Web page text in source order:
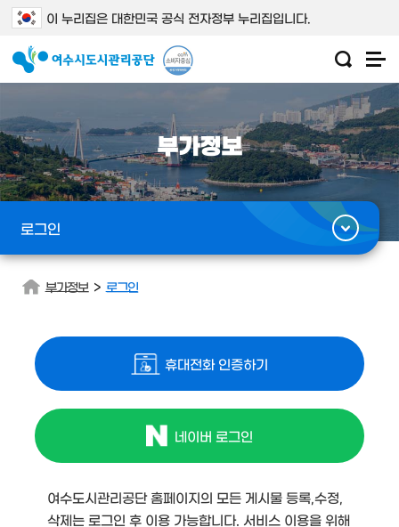
이 누리집은 대한민국 공식 전자정부 누리집입니다.
부가정보
로그인
부가정보 > 로그인
휴대전화 인증하기
네이버 로그인
여수도시관리공단 홈페이지의 모든 게시물 등록,수정,
삭제는 로그인 후 이용 가능합니다. 서비스 이용을 위해